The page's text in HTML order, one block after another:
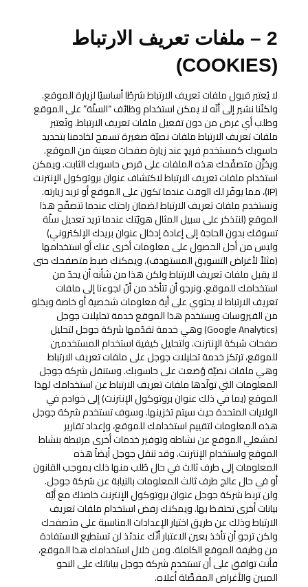
2 – ملفات تعريف الارتباط
(COOKIES)
لا يُعتبر قبول ملفات تعريف الارتباط شرطًا أساسيًا لزيارة الموقع.
ولكنّنا نشير إلى أنّه لا يمكن استخدام وظائف “السلّة” على الموقع
وطلب أي غرض من دون تفعيل ملفات تعريف الارتباط. وتُعتبر
ملفات تعريف الارتباط ملفات نصيّة صغيرة تسمح لخادمنا بتحديد
حاسوبك كمستخدم فريدٍ عند زيارة صفحات معينة من الموقع.
ويخزِّن متصفّحك هذه الملفات على قرص حاسوبك الثابت. ويمكن
استخدام ملفات تعريف الارتباط لاكتشاف عنوان بروتوكول الإنترنت
(IP)، مما يوفّر لك الوقت عندما تكون على الموقع أو تريد زيارته.
ونستخدم ملفات تعريف الارتباط لضمان راحتك عندما تتصفّح هذا
الموقع (لنتذكر على سبيل المثال هويّتك عندما تريد تعديل سلّة
تسوقك بدون الحاجة إلى إعادة إدخال عنوان بريدك الإلكتروني)
وليس من أجل الحصول على معلومات أخرى عنك أو استخدامها
(مثلاً لأغراض التسويق المستهدف). ويمكنك ضبط متصفحك حتى
لا يقبل ملفات تعريف الارتباط ولكن هذا من شأنه أن يحدّ من
استخدامك للموقع. ونرجو أن تتأكد من أنّ لجوءنا إلى ملفات
تعريف الارتباط لا يحتوي على أية معلومات شخصية أو خاصة ويخلو
من الفيروسات ويستخدم هذا الموقع خدمة تحليلات جوجل
(Google Analytics) وهي خدمة تقدّمها شركة جوجل لتحليل
صفحات شبكة الإنترنت. ولتحليل كيفية استخدام المستخدمين
للموقع، ترتكز خدمة تحليلات جوجل على ملفات تعريف الارتباط
وهي ملفات نصيّة وُضعت على حاسوبك. وستنقل شركة جوجل
المعلومات التي تولّدها ملفات تعريف الارتباط عن استخدامك لهذا
الموقع (بما في ذلك عنوان بروتوكول الإنترنت) إلى خوادم في
الولايات المتحدة حيث سيتم تخزينها. وسوف تستخدم شركة جوجل
هذه المعلومات لتقييم استخدامك للموقع، وإعداد تقارير
لمشغلي الموقع عن نشاطه وتوفير خدمات أخرى مرتبطة بنشاط
الموقع واستخدام الإنترنت. وقد تنقل جوجل أيضاً هذه
المعلومات إلى طرف ثالث في حال طُلب منها ذلك بموجب القانون
أو في حال عالج طرف ثالث المعلومات بالنيابة عن شركة جوجل.
ولن تربط شركة جوجل عنوان بروتوكول الإنترنت خاصتكَ مع أيّة
بيانات أخرى تحتفظ بها. ويمكنك رفض استخدام ملفات تعريف
الارتباط وذلك عن طريق اختيار الإعدادات المناسبة على متصفحك
ولكن ترجو أن تأخذ بعين الاعتبار أنّك عندئذ لن تستطيع الاستفادة
من وظيفة الموقع الكاملة. ومن خلال استخدامك هذا الموقع،
فأنت توافق على أن تستخدم شركة جوجل بياناتك على النحو
المبين والأغراض المفصَّلة أعلاه.